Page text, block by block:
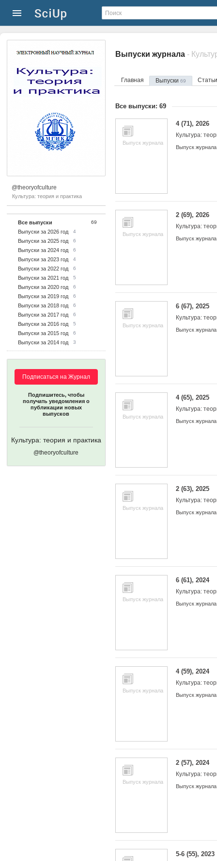
@theoryofculture
Культура: теория и практика
Все выпуски 69
Выпуски за 2026 год 4
Выпуски за 2025 год 6
Выпуски за 2024 год 6
Выпуски за 2023 год 4
Выпуски за 2022 год 6
Выпуски за 2021 год 5
Выпуски за 2020 год 6
Выпуски за 2019 год 6
Выпуски за 2018 год 6
Выпуски за 2017 год 6
Выпуски за 2016 год 5
Выпуски за 2015 год 6
Выпуски за 2014 год 3
Подписаться на Журнал
Подпишитесь, чтобы
получать уведомления о
публикации новых
выпусков
Культура: теория и практика
@theoryofculture
Выпуски журнала -
Главная Выпуски 69
Все выпуски: 69
Выпуск журнала
4 (71), 2026
Культура:
Выпуск журнала
Выпуск журнала
2 (69), 2026
Культура:
Выпуск журнала
Выпуск журнала
6 (67), 2025
Культура:
Выпуск журнала
Выпуск журнала
4 (65), 2025
Культура:
Выпуск журнала
Выпуск журнала
2 (63), 2025
Культура:
Выпуск журнала
Выпуск журнала
6 (61), 2024
Культура:
Выпуск журнала
Выпуск журнала
4 (59), 2024
Культура:
Выпуск журнала
Выпуск журнала
2 (57), 2024
Культура:
Выпуск журнала
5-6 (55), 2023